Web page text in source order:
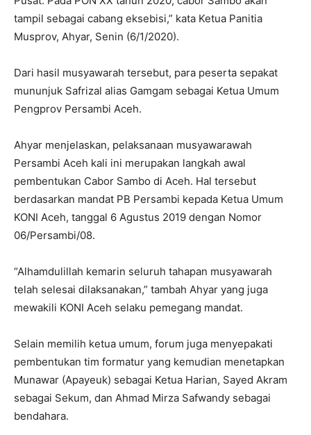
tampil sebagai cabang eksebisi,” kata Ketua Panitia
Musprov, Ahyar, Senin (6/1/2020).
Dari hasil musyawarah tersebut, para peserta sepakat
mununjuk Safrizal alias Gamgam sebagai Ketua Umum
Pengprov Persambi Aceh.
Ahyar menjelaskan, pelaksanaan musyawarawah
Persambi Aceh kali ini merupakan langkah awal
pembentukan Cabor Sambo di Aceh. Hal tersebut
berdasarkan mandat PB Persambi kepada Ketua Umum
KONI Aceh, tanggal 6 Agustus 2019 dengan Nomor
06/Persambi/08.
“Alhamdulillah kemarin seluruh tahapan musyawarah
telah selesai dilaksanakan,” tambah Ahyar yang juga
mewakili KONI Aceh selaku pemegang mandat.
Selain memilih ketua umum, forum juga menyepakati
pembentukan tim formatur yang kemudian menetapkan
Munawar (Apayeuk) sebagai Ketua Harian, Sayed Akram
sebagai Sekum, dan Ahmad Mirza Safwandy sebagai
bendahara.